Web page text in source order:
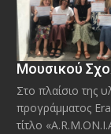
Μουσικού
Στο πλαίσιο της
προγράμματος
τίτλο